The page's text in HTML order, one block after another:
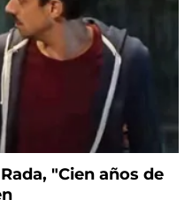
"Cien años de